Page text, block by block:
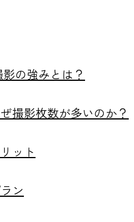
の強みとは？
撮影枚数が多いのか？
ット
ン